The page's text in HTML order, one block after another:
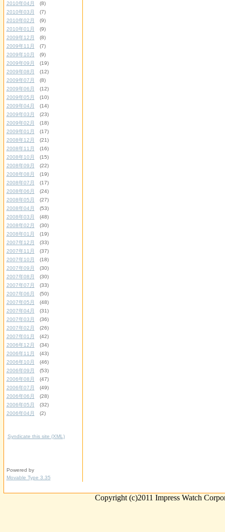
2010年04月
(8)
2010年03月
(7)
2010年02月
(9)
2010年01月
(9)
2009年12月
(8)
2009年11月
(7)
2009年10月
(9)
2009年09月
(19)
2009年08月
(12)
2009年07月
(8)
2009年06月
(12)
2009年05月
(10)
2009年04月
(14)
2009年03月
(23)
2009年02月
(18)
2009年01月
(17)
2008年12月
(21)
2008年11月
(16)
2008年10月
(15)
2008年09月
(22)
2008年08月
(19)
2008年07月
(17)
2008年06月
(24)
2008年05月
(27)
2008年04月
(53)
2008年03月
(48)
2008年02月
(30)
2008年01月
(19)
2007年12月
(33)
2007年11月
(37)
2007年10月
(18)
2007年09月
(30)
2007年08月
(30)
2007年07月
(33)
2007年06月
(50)
2007年05月
(48)
2007年04月
(31)
2007年03月
(36)
2007年02月
(26)
2007年01月
(42)
2006年12月
(34)
2006年11月
(43)
2006年10月
(46)
2006年09月
(53)
2006年08月
(47)
2006年07月
(49)
2006年06月
(28)
2006年05月
(32)
2006年04月
(2)
Syndicate this site (XML)
Powered by
Movable Type 3.35
Copyright (c)2011 Impress Watch